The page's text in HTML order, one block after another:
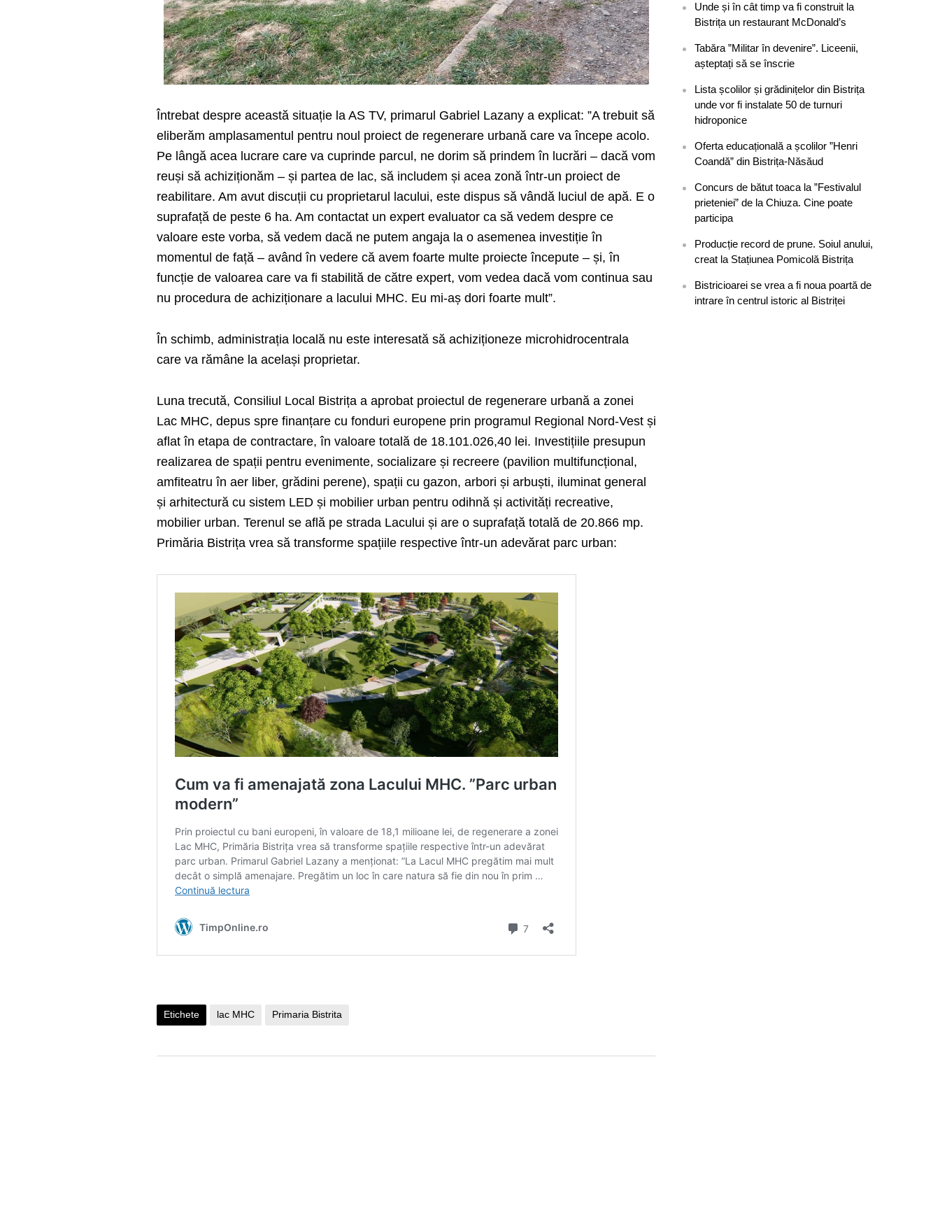
Întrebat despre această situație la AS TV, primarul Gabriel Lazany a explicat: ”A trebuit să
eliberăm amplasamentul pentru noul proiect de regenerare urbană care va începe acolo.
Pe lângă acea lucrare care va cuprinde parcul, ne dorim să prindem în lucrări – dacă vom
reuși să achiziționăm – și partea de lac, să includem și acea zonă într-un proiect de
reabilitare. Am avut discuții cu proprietarul lacului, este dispus să vândă luciul de apă. E o
suprafață de peste 6 ha. Am contactat un expert evaluator ca să vedem despre ce
valoare este vorba, să vedem dacă ne putem angaja la o asemenea investiție în
momentul de față – având în vedere că avem foarte multe proiecte începute – și, în
funcție de valoarea care va fi stabilită de către expert, vom vedea dacă vom continua sau
nu procedura de achiziționare a lacului MHC. Eu mi-aș dori foarte mult”.
În schimb, administrația locală nu este interesată să achiziționeze microhidrocentrala
care va rămâne la același proprietar.
Luna trecută, Consiliul Local Bistrița a aprobat proiectul de regenerare urbană a zonei
Lac MHC, depus spre finanțare cu fonduri europene prin programul Regional Nord-Vest și
aflat în etapa de contractare, în valoare totală de 18.101.026,40 lei. Investițiile presupun
realizarea de spații pentru evenimente, socializare și recreere (pavilion multifuncțional,
amfiteatru în aer liber, grădini perene), spații cu gazon, arbori și arbuști, iluminat general
și arhitectură cu sistem LED și mobilier urban pentru odihnă și activități recreative,
mobilier urban. Terenul se află pe strada Lacului și are o suprafață totală de 20.866 mp.
Primăria Bistrița vrea să transforme spațiile respective într-un adevărat parc urban:
Etichete lac MHC Primaria Bistrita
Unde și în cât timp va fi construit la
Bistrița un restaurant McDonald’s
Tabăra ”Militar în devenire”. Liceenii,
așteptați să se înscrie
Lista școlilor și grădinițelor din Bistrița
unde vor fi instalate 50 de turnuri
hidroponice
Oferta educațională a școlilor ”Henri
Coandă” din Bistrița-Năsăud
Concurs de bătut toaca la ”Festivalul
prieteniei” de la Chiuza. Cine poate
participa
Producție record de prune. Soiul anului,
creat la Stațiunea Pomicolă Bistrița
Bistricioarei se vrea a fi noua poartă de
intrare în centrul istoric al Bistriței